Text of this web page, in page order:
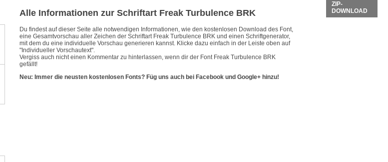
ZIP-
DOWNLOAD
Alle Informationen zur Schriftart Freak Turbulence BRK
Du findest auf dieser Seite alle notwendigen Informationen, wie den kostenlosen Download des Font,
eine Gesamtvorschau aller Zeichen der Schriftart Freak Turbulence BRK und einen Schriftgenerator,
mit dem du eine individuelle Vorschau generieren kannst. Klicke dazu einfach in der Leiste oben auf
"Individueller Vorschautext".
Vergiss auch nicht einen Kommentar zu hinterlassen, wenn dir der Font Freak Turbulence BRK
gefällt!
Neu: Immer die neusten kostenlosen Fonts? Füg uns auch bei Facebook und Google+ hinzu!